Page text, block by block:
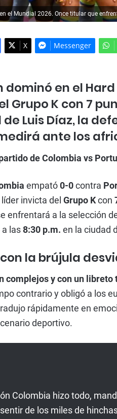
el Mundial 2026. Once titular que
X Messenger
dominó en el
Grupo K con 7
Luis Díaz, la
ante los
de Colombia vs
empató0-0contra
invicta del Grupo Kcon
enfrentará a la selección
a las8:30 p.m. en la ciudad
la brújula
complejos y con un
contrario y obligó a los
rápidamente en
deportivo.
Colombia hizo todo,
de los miles de